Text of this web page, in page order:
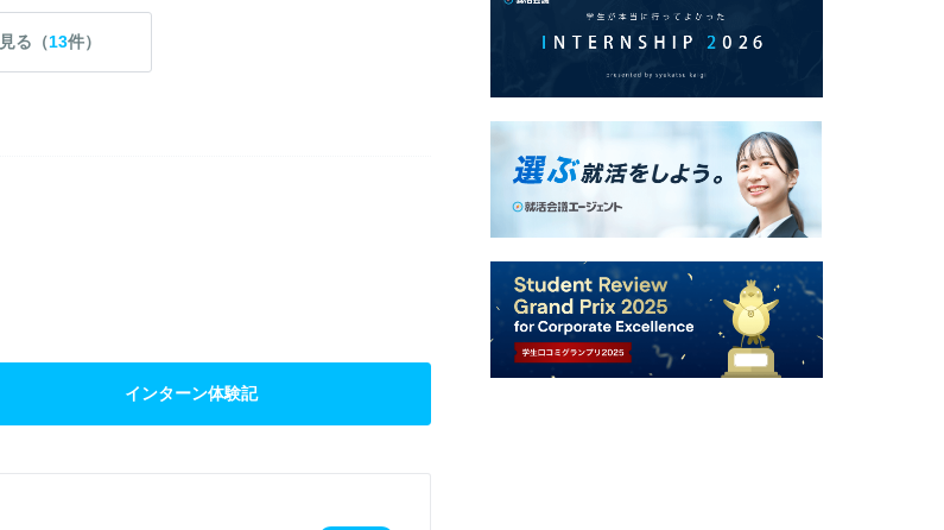
る（13件）
インターン体験記